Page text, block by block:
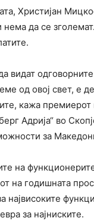
Христијан
да се
видат
од овој свет, е
кажа
Адрија“ во
за
на
на годишната
највисоките
за најниските.